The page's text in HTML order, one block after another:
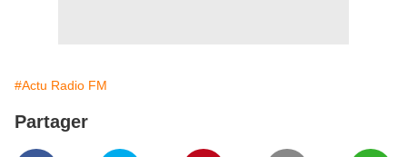
#Actu Radio FM
Partager